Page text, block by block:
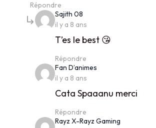
Répondre
Sajith 08
il y a 8 ans
T’es le best 😘
Répondre
Fan D’animes
il y a 8 ans
Cata Spaaanu merci
Répondre
Rayz X-Rayz Gaming